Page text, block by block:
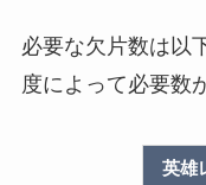
必要な欠片数は以
度によって必要数
英雄